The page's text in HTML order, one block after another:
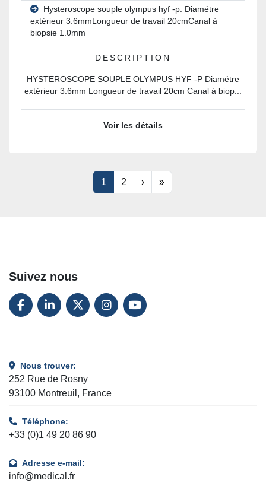
Hysteroscope souple olympus hyf -p: Diamétre
extérieur 3.6mmLongueur de travail 20cmCanal à
biopsie 1.0mm
DESCRIPTION
HYSTEROSCOPE SOUPLE OLYMPUS HYF -P Diamétre
extérieur 3.6mm Longueur de travail 20cm Canal à biop...
Voir les détails
1 2 › »
Suivez nous
FACEBOOK
LINKEDINTWITTERINSTAGRAM
YOUTUBE
Nous trouver:
252 Rue de Rosny
93100 Montreuil, France
Téléphone:
+33 (0)1 49 20 86 90
Adresse e-mail:
info@medical.fr